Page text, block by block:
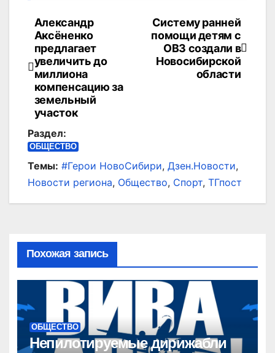
Навигация
по
записям
Систему ранней
помощи детям с
ОВЗ создали в
Новосибирской
области
Александр
Аксёненко
предлагает
увеличить до
миллиона
компенсацию за
земельный
участок
Раздел:
ОБЩЕСТВО
Темы: #Герои НовоСибири, Дзен.Новости,
Новости региона, Общество, Спорт, ТГпост
Похожая запись
ОБЩЕСТВО
Непилотируемые дирижабли